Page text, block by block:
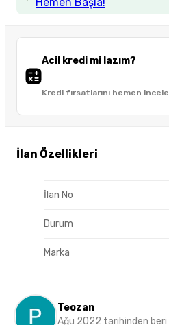
Acil kredi mi lazım?
Kredi fırsatlarını hemen
İlan Özellikleri
İlan No
Durum
Marka
Teozan
Ağu 2022 tarihinden beri